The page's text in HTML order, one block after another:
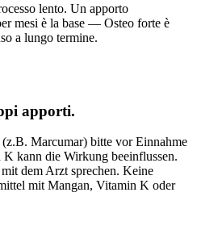
lento. Un apporto
mesi è la base — Osteo forte è
a lungo termine.
apporti.
Marcumar) bitte vor Einnahme
kann die Wirkung beeinflussen.
dem Arzt sprechen. Keine
mit Mangan, Vitamin K oder